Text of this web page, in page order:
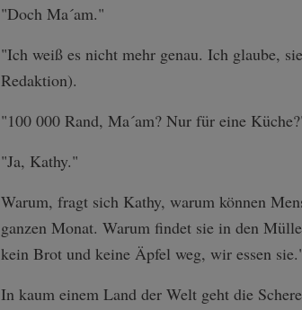
"Doch Ma´am."
"Ich weiß es nicht mehr genau. Ich glaube,
Redaktion).
"100 000 Rand, Ma´am? Nur für eine
"Ja, Kathy."
Warum, fragt sich Kathy, warum können
ganzen Monat. Warum findet sie in den
kein Brot und keine Äpfel weg, wir essen
In kaum einem Land der Welt geht die